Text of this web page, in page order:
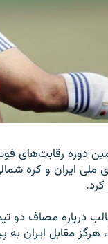
دوره رقابت‌های
ملی ایران و کره
کرد.
درباره مصاف
هرگز مقابل ایران